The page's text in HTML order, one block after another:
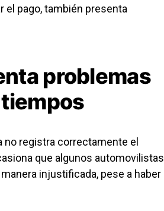
el pago, también presenta
problemas
registra correctamente el
que algunos automovilistas
injustificada, pese a haber